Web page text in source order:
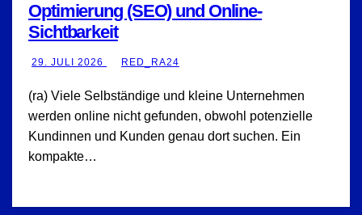
Optimierung (SEO) und Online-
Sichtbarkeit
29. JULI 2026 RED_RA24
(ra) Viele Selbständige und kleine Unternehmen
werden online nicht gefunden, obwohl potenzielle
Kundinnen und Kunden genau dort suchen. Ein
kompakte…